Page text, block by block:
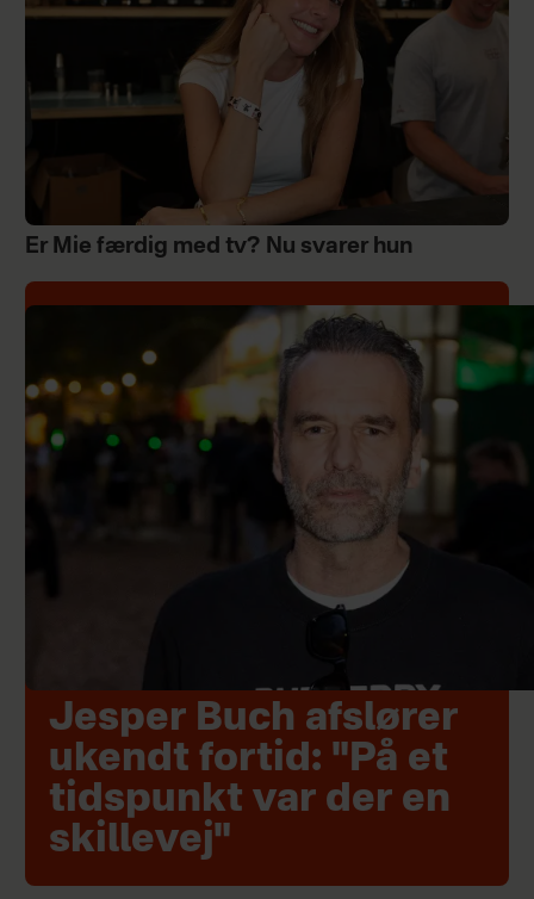
Er Mie færdig med tv? Nu svarer hun
Jesper Buch afslører
ukendt fortid: "På et
tidspunkt var der en
skillevej"